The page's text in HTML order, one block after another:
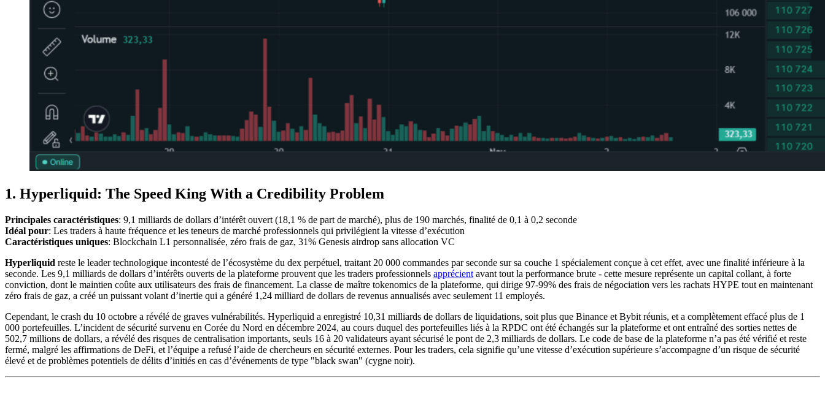
1. Hyperliquid: The Speed King With a Credibility Problem
Principales caractéristiques: 9,1 milliards de dollars d’intérêt ouvert (18,1 % de part de marché), plus de 190 marchés, finalité de 0,1 à 0,2 seconde
Idéal pour: Les traders à haute fréquence et les teneurs de marché professionnels qui privilégient la vitesse d’exécution
Caractéristiques uniques: Blockchain L1 personnalisée, zéro frais de gaz, 31% Genesis airdrop sans allocation VC
Hyperliquid reste le leader technologique incontesté de l’écosystème du dex perpétuel, traitant 20 000 commandes par seconde sur sa couche 1 spécialement conçue à cet effet, avec une finalité inférieure à la
seconde. Les 9,1 milliards de dollars d’intérêts ouverts de la plateforme prouvent que les traders professionnels apprécient avant tout la performance brute - cette mesure représente un capital collant, à forte
conviction, dont le maintien coûte aux utilisateurs des frais de financement. La classe de maître tokenomics de la plateforme, qui dirige 97-99% des frais de négociation vers les rachats HYPE tout en maintenant
zéro frais de gaz, a créé un puissant volant d’inertie qui a généré 1,24 milliard de dollars de revenus annualisés avec seulement 11 employés.
Cependant, le crash du 10 octobre a révélé de graves vulnérabilités. Hyperliquid a enregistré 10,31 milliards de dollars de liquidations, soit plus que Binance et Bybit réunis, et a complètement effacé plus de 1
000 portefeuilles. L’incident de sécurité survenu en Corée du Nord en décembre 2024, au cours duquel des portefeuilles liés à la RPDC ont été échangés sur la plateforme et ont entraîné des sorties nettes de
502,7 millions de dollars, a révélé des risques de centralisation importants, seuls 16 à 20 validateurs ayant sécurisé le pont de 2,3 milliards de dollars. Le code de base de la plateforme n’a pas été vérifié et reste
fermé, malgré les affirmations de DeFi, et l’équipe a refusé l’aide de chercheurs en sécurité externes. Pour les traders, cela signifie qu’une vitesse d’exécution supérieure s’accompagne d’un risque de sécurité
élevé et de problèmes potentiels de délits d’initiés en cas d’événements de type "black swan" (cygne noir).